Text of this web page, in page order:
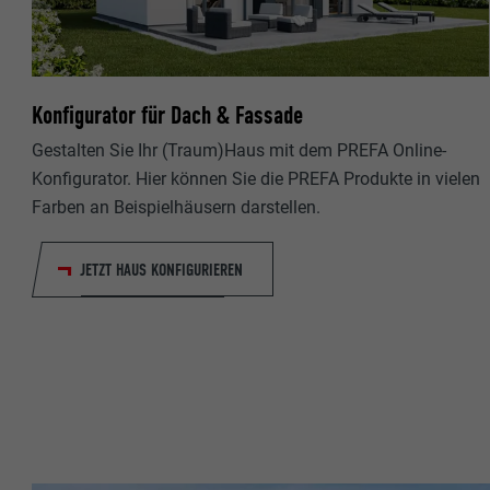
Konfigurator für Dach & Fassade
Gestalten Sie Ihr (Traum)Haus mit dem PREFA Online-
Konfigurator. Hier können Sie die PREFA Produkte in vielen
Farben an Beispielhäusern darstellen.
JETZT HAUS KONFIGURIEREN
Name
Zweck
Name
Zweck